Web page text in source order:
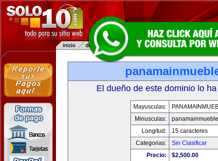
El dueño de este dominio lo
Mayusculas:
Minusculas:
Longitud:
15 caracteres
Categorias:
Sin Clasificar
Precio:
$2,500.00